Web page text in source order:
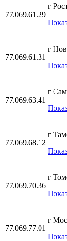
77.069.61.29
г
77.069.61.31
г
77.069.63.41
г
77.069.68.12
г
77.069.70.36
г
77.069.77.01
г